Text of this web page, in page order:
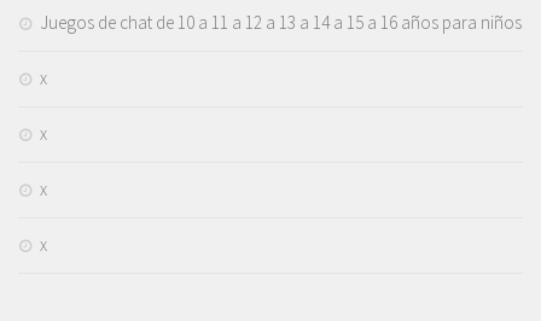
Juegos de chat de 10 a 11 a 12 a 13 a 14 a 15 a 16 años para niños
x
x
x
x